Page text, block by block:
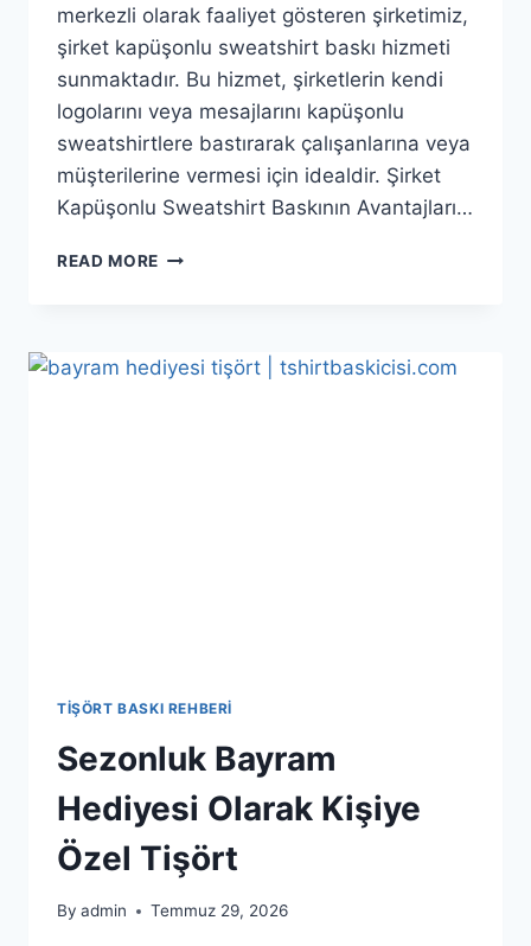
merkezli olarak faaliyet gösteren şirketimiz,
şirket kapüşonlu sweatshirt baskı hizmeti
sunmaktadır. Bu hizmet, şirketlerin kendi
logolarını veya mesajlarını kapüşonlu
sweatshirtlere bastırarak çalışanlarına veya
müşterilerine vermesi için idealdir. Şirket
Kapüşonlu Sweatshirt Baskının Avantajları…
READ MORE
TIŞÖRT BASKI REHBERI
Sezonluk Bayram
Hediyesi Olarak Kişiye
Özel Tişört
By admin Temmuz 29, 2026